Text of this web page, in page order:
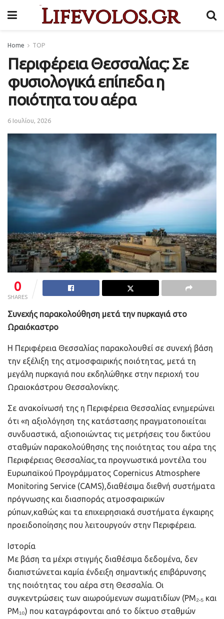
Home TOP
Περιφέρεια Θεσσαλίας: Σε
φυσιολογικά επίπεδα η
ποιότητα του αέρα
6 Ιουλίου, 2026
0
SHARES
Συνεχής παρακολούθηση μετά την πυρκαγιά στο
Ωραιόκαστρο
Η Περιφέρεια Θεσσαλίας παρακολουθεί σε συνεχή βάση
την εξέλιξη της ατμοσφαιρικής ποιότητας, μετά τη
μεγάλη πυρκαγιά που εκδηλώθηκε στην περιοχή του
Ωραιοκάστρου Θεσσαλονίκης.
Σε ανακοίνωσή της η Περιφέρεια Θεσσαλίας ενημερώνει
ότι «η αξιολόγηση της κατάστασης πραγματοποιείται
συνδυαστικά, αξιοποιώντας τις μετρήσεις του δικτύου
σταθμών παρακολούθησης της ποιότητας του αέρα της
Περιφέρειας Θεσσαλίας,τα προγνωστικά μοντέλα του
Ευρωπαϊκού Προγράμματος Copernicus Atmosphere
Monitoring Service (CAMS),διαθέσιμα διεθνή συστήματα
πρόγνωσης και διασποράς ατμοσφαιρικών
ρύπων,καθώς και τα επιχειρησιακά συστήματα έγκαιρης
προειδοποίησης που λειτουργούν στην Περιφέρεια.
Ιστορία
Με βάση τα μέχρι στιγμής διαθέσιμα δεδομένα, δεν
διαπιστώνεται καμία ένδειξη σημαντικής επιβάρυνσης
της ποιότητας του αέρα στη Θεσσαλία. Οι
συγκεντρώσεις των αιωρούμενων σωματιδίων (PM₂.₅ και
PM₁₀) που καταγράφονται από το δίκτυο σταθμών